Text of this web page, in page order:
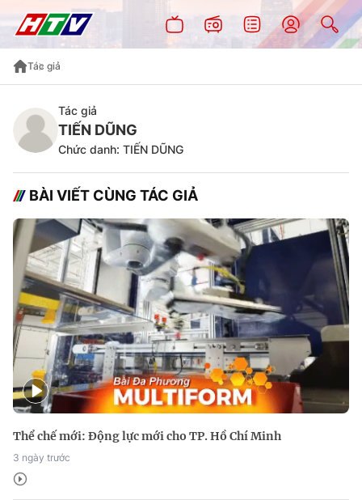
Tác giả
Tác giả
TIẾN DŨNG
Chức danh: TIẾN DŨNG
BÀI VIẾT CÙNG TÁC GIẢ
Thể chế mới: Động lực mới cho TP. Hồ Chí Minh
3 ngày trước